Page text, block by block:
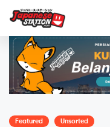
Featured Unsorted